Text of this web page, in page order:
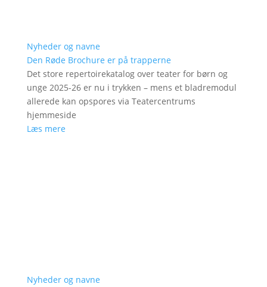
Nyheder og navne
Den Røde Brochure er på trapperne
Det store repertoirekatalog over teater for børn og
unge 2025-26 er nu i trykken – mens et bladremodul
allerede kan opspores via Teatercentrums
hjemmeside
Læs mere
Nyheder og navne